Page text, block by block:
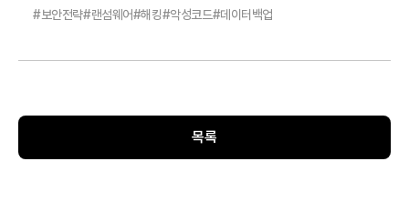
#보안전략#랜섬웨어#해킹#악성코드#데이터백업
목록